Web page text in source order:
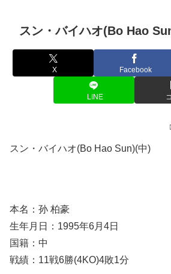
スン・バイハオ(Bo Hao
X Facebook
LINE
スン・バイハオ(Bo Hao Sun)(中)
本名：孙 柏豪
生年月日：1995年6月4日
国籍：中
戦績：11戦6勝(4KO)4敗1分